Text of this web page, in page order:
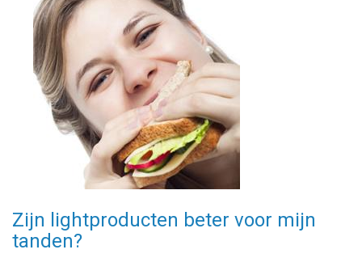
Zijn lightproducten beter voor mijn
tanden?